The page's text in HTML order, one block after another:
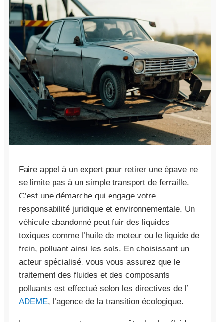
Faire appel à un expert pour retirer une épave ne
se limite pas à un simple transport de ferraille.
C’est une démarche qui engage votre
responsabilité juridique et environnementale. Un
véhicule abandonné peut fuir des liquides
toxiques comme l’huile de moteur ou le liquide de
frein, polluant ainsi les sols. En choisissant un
acteur spécialisé, vous vous assurez que le
traitement des fluides et des composants
polluants est effectué selon les directives de l’
ADEME, l’agence de la transition écologique.